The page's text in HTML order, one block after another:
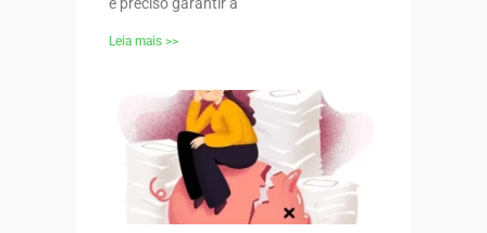
Leia mais >>